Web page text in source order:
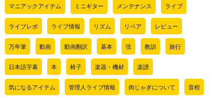
マニアックアイテム ミニギター メンテナンス ライブ
ライブレポ ライブ情報 リズム リペア レビュー
万年筆 動画 動画翻訳 基本 弦 教訓 旅行
日本語字幕 本 椅子 楽器・機材 楽譜
気になるアイテム 管理人ライブ情報 肉じゃぎについて 音程